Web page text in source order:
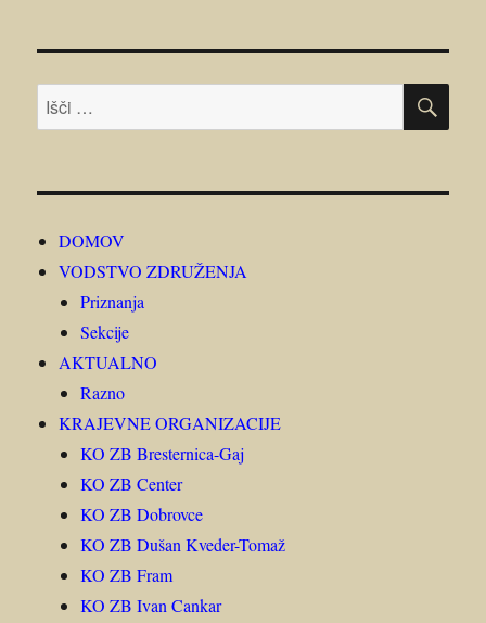
Išči:
DOMOV
VODSTVO ZDRUŽENJA
Priznanja
Sekcije
AKTUALNO
Razno
KRAJEVNE ORGANIZACIJE
KO ZB Bresternica-Gaj
KO ZB Center
KO ZB Dobrovce
KO ZB Dušan Kveder-Tomaž
KO ZB Fram
KO ZB Ivan Cankar